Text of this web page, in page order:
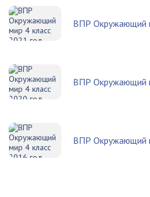
ВПР Окружающий
ВПР Окружающий
ВПР Окружающий